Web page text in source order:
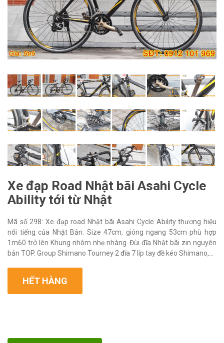
Xe đạp Road Nhật bãi Asahi Cycle
Ability tới từ Nhật
Mã số 298: Xe đạp road Nhật bãi Asahi Cycle Ability thương hiệu
nổi tiếng của Nhật Bản. Size 47cm, gióng ngang 53cm phù hợp
1m60 trở lên Khung nhôm nhẹ nhàng. Đùi đĩa Nhật bãi zin nguyên
bản TOP. Group Shimano Tourney 2 đĩa 7 líp tay đề kéo Shimano,...
HẾT HÀNG